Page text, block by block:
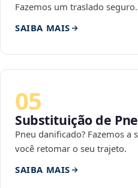
Fazemos um traslado seguro.
SAIBA MAIS
05
Substituição de
Pneu danificado? Fazemos a
você retomar o seu trajeto.
SAIBA MAIS